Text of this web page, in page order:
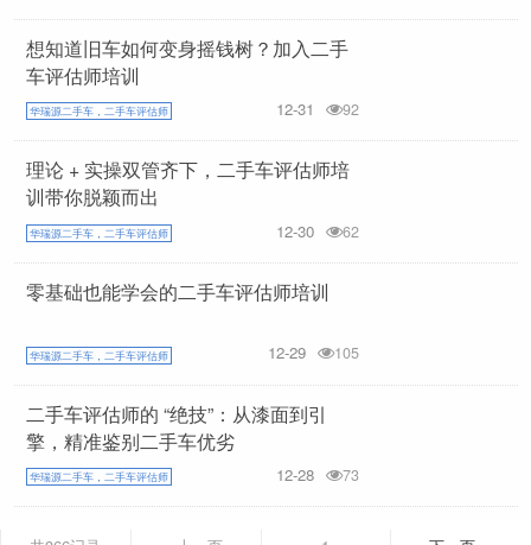
想知道旧车如何变身摇钱树？加入二手
车评估师培训
华瑞源二手车，二手车评估师 92
12-31
理论 + 实操双管齐下，二手车评估师培
训带你脱颖而出
华瑞源二手车，二手车评估师 62
12-30
零基础也能学会的二手车评估师培训
华瑞源二手车，二手车评估师 105
12-29
二手车评估师的 “绝技”：从漆面到引
擎，精准鉴别二手车优劣
华瑞源二手车，二手车评估师 73
12-28